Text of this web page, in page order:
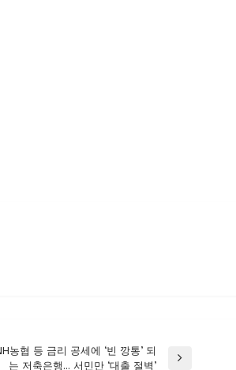
농협 등 금리 공세에 ‘빈 깡통’ 되
는 저축은행… 서민만 ‘대출 절벽’